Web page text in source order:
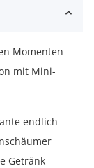
Momenten
mit Mini-
endlich
Getränk